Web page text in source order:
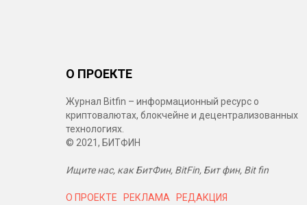
О ПРОЕКТЕ
Журнал Bitfin – информационный ресурс о
криптовалютах, блокчейне и децентрализованных
технологиях.
© 2021, БИТФИН
Ищите нас, как БитФин, BitFin, Бит фин, Bit fin
О ПРОЕКТЕ РЕКЛАМА РЕДАКЦИЯ